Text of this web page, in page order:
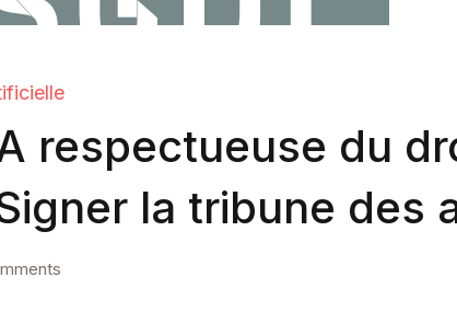
respectueuse du
la tribune des